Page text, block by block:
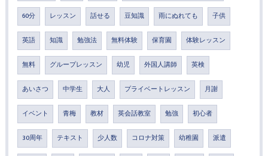
60分 レッスン 話せる 豆知識 雨にぬれても 子供
英語 知識 勉強法 無料体験 保育園 体験レッスン
無料 グループレッスン 幼児 外国人講師 英検
あいさつ 中学生 大人 プライベートレッスン 月謝
イベント 青梅 教材 英会話教室 勉強 初心者
30周年 テキスト 少人数 コロナ対策 幼稚園 派遣